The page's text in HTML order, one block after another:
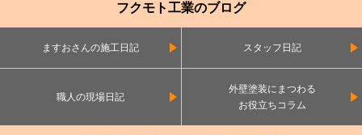
フクモト工業のブログ
ますおさんの施工日記 スタッフ日記
職人の現場日記
外壁塗装にまつわる
お役立ちコラム